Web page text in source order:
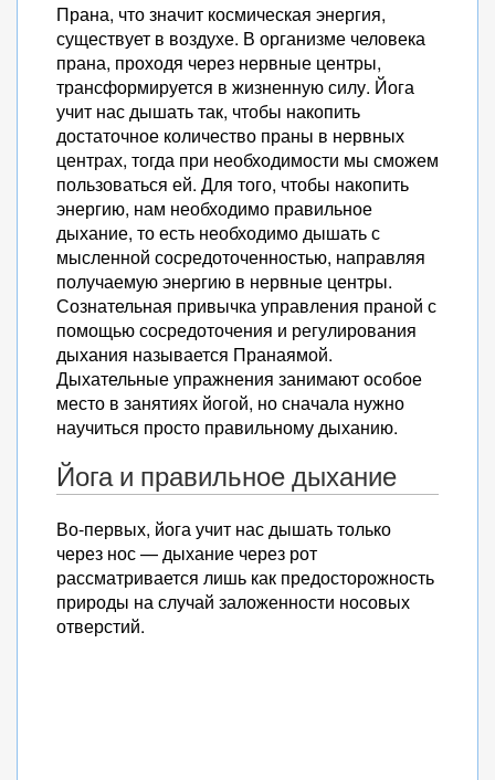
Прана, что значит космическая энергия,
существует в воздухе. В организме человека
прана, проходя через нервные центры,
трансформируется в жизненную силу. Йога
учит нас дышать так, чтобы накопить
достаточное количество праны в нервных
центрах, тогда при необходимости мы сможем
пользоваться ей. Для того, чтобы накопить
энергию, нам необходимо правильное
дыхание, то есть необходимо дышать с
мысленной сосредоточенностью, направляя
получаемую энергию в нервные центры.
Сознательная привычка управления праной с
помощью сосредоточения и регулирования
дыхания называется Пранаямой.
Дыхательные упражнения занимают особое
место в занятиях йогой, но сначала нужно
научиться просто правильному дыханию.
Йога и правильное дыхание
Во-первых, йога учит нас дышать только
через нос — дыхание через рот
рассматривается лишь как предосторожность
природы на случай заложенности носовых
отверстий.